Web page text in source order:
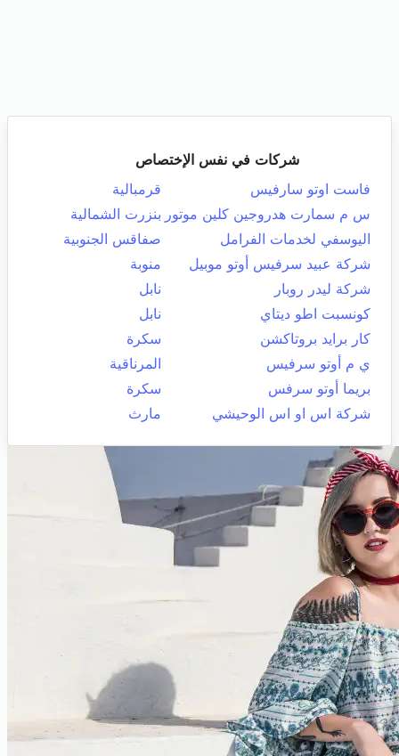
شركات في نفس الإختصاص
فاست اوتو سارفيس
قرمبالية
س م سمارت هدروجين كلين موتور بنزرت الشمالية
اليوسفي لخدمات الفرامل
صفاقس الجنوبية
شركة عبيد سرفيس أوتو موبيل
منوبة
شركة ليدر روبار
نابل
كونسبت اطو ديتاي
نابل
كار برايد بروتاكشن
سكرة
ي م أوتو سرفيس
المرناقية
بريما أوتو سرفس
سكرة
شركة اس او اس الوحيشي
مارث